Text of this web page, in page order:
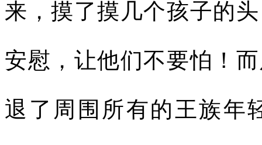
来，摸了摸几个孩子的
安慰，让他们不要怕！
退了周围所有的王族年